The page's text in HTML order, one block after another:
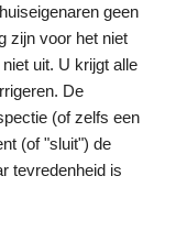
geen
zijn voor het niet
uit. U krijgt alle
De
(of zelfs een
(of "sluit") de
tevredenheid is